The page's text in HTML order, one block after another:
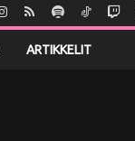
ARTIKKELIT